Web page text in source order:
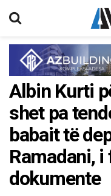
Albin Kurti
shet pa
babait të
Ramadani,
dokumente